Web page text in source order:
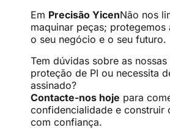
Em Precisão YicenNão nos
maquinar peças; protegemos
o seu negócio e o seu futuro.
Tem dúvidas sobre as
proteção de PI ou necessita
assinado?
Contacte-nos hoje para
confidencialidade e construir
com confiança.